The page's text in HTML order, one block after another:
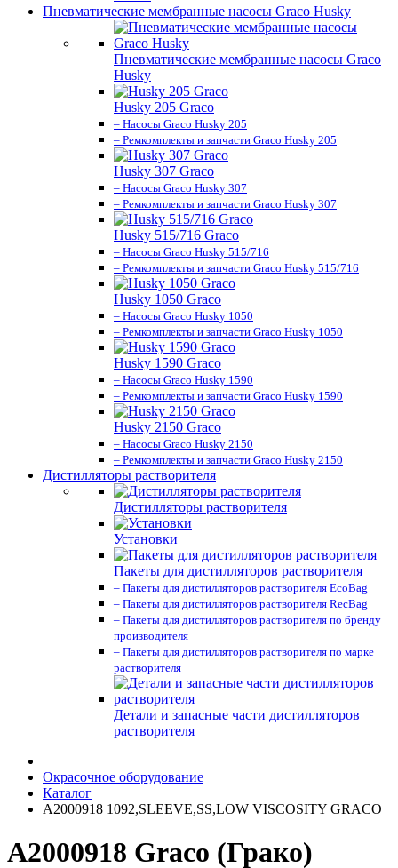
Пневматические мембранные насосы Graco Husky
Пневматические мембранные насосы Graco
Husky
Husky 205 Graco
– Насосы Graco Husky 205
– Ремкомплекты и запчасти Graco Husky 205
Husky 307 Graco
– Насосы Graco Husky 307
– Ремкомплекты и запчасти Graco Husky 307
Husky 515/716 Graco
– Насосы Graco Husky 515/716
– Ремкомплекты и запчасти Graco Husky 515/716
Husky 1050 Graco
– Насосы Graco Husky 1050
– Ремкомплекты и запчасти Graco Husky 1050
Husky 1590 Graco
– Насосы Graco Husky 1590
– Ремкомплекты и запчасти Graco Husky 1590
Husky 2150 Graco
– Насосы Graco Husky 2150
– Ремкомплекты и запчасти Graco Husky 2150
Дистилляторы растворителя
Дистилляторы растворителя
Установки
Пакеты для дистилляторов растворителя
– Пакеты для дистилляторов растворителя EcoBag
– Пакеты для дистилляторов растворителя RecBag
– Пакеты для дистилляторов растворителя по бренду
производителя
– Пакеты для дистилляторов растворителя по марке
растворителя
Детали и запасные части дистилляторов
растворителя
Окрасочное оборудование
Каталог
A2000918 1092,SLEEVE,SS,LOW VISCOSITY GRACO
A2000918 Graco (Грако)